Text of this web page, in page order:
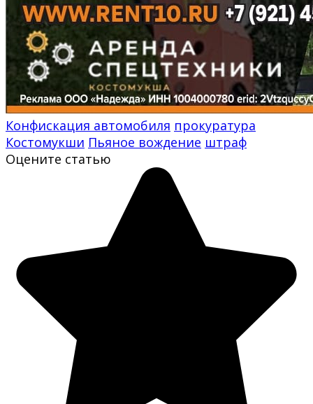
Конфискация автомобиля прокуратура
Костомукши Пьяное вождение штраф
Оцените статью